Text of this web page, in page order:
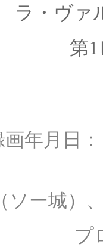
・ヴァ
日
ソー城）
サー